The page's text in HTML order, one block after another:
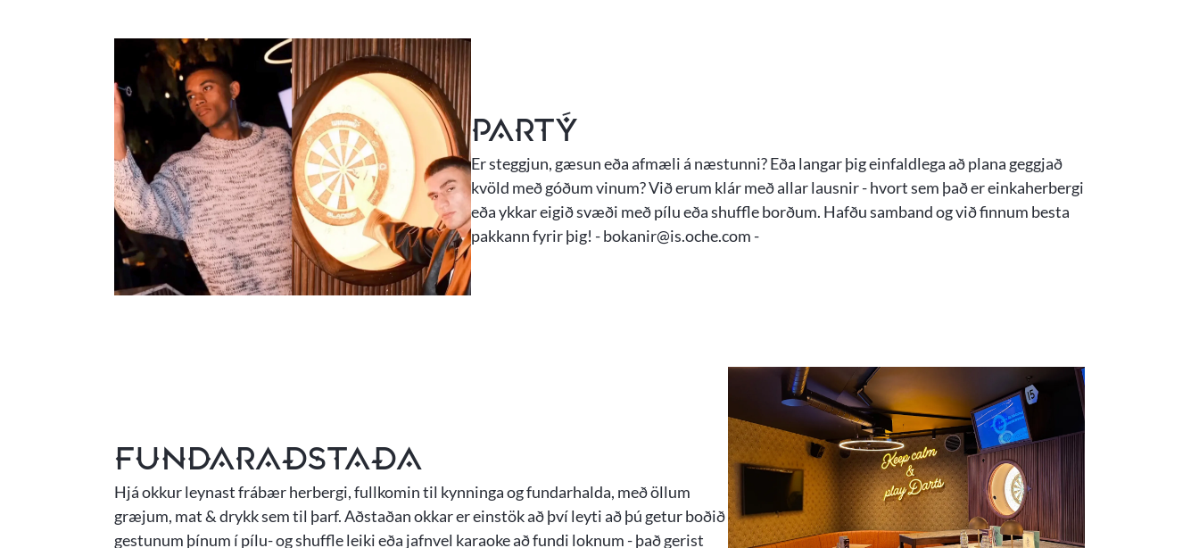
Partý
Er steggjun, gæsun eða afmæli á næstunni? Eða langar þig einfaldlega að plana geggjað
kvöld með góðum vinum? Við erum klár með allar lausnir - hvort sem það er einkaherbergi
eða ykkar eigið svæði með pílu eða shuffle borðum. Hafðu samband og við finnum besta
pakkann fyrir þig! - bokanir@is.oche.com -
Fundaraðstaða
Hjá okkur leynast frábær herbergi, fullkomin til kynninga og fundarhalda, með öllum
græjum, mat & drykk sem til þarf. Aðstaðan okkar er einstök að því leyti að þú getur boðið
gestunum þínum í pílu- og shuffle leiki eða jafnvel karaoke að fundi loknum - það gerist